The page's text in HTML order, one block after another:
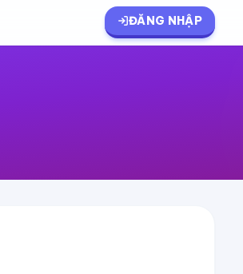
ĐĂNG NHẬP